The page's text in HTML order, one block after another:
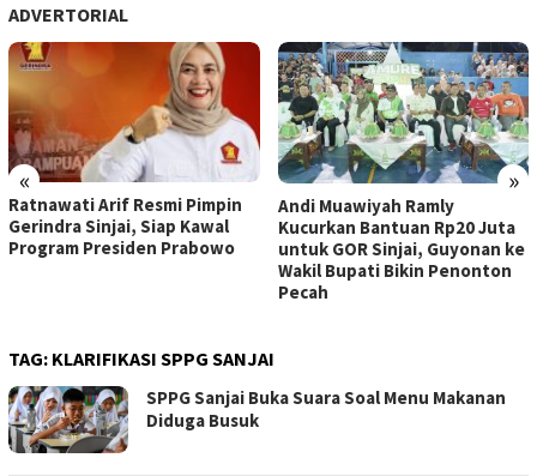
ADVERTORIAL
« »
Andi Muawiyah Ramly
Kucurkan Bantuan Rp20 Juta
untuk GOR Sinjai, Guyonan ke
Ukir Sejarah di Kabupaten
Sinjai, Sosok Bupati
Perempuan Pertama Sinjai
Resmi Pimpin Gerindra
TAG: KLARIFIKASI SPPG SANJAI
SPPG Sanjai Buka Suara Soal Menu Makanan
Diduga Busuk